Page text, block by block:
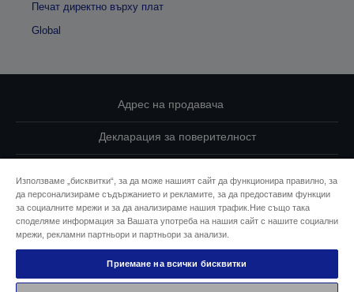
Печат директно върху плат
Global
Адрес на продавача
Декларация за поверителност
Свържете се с нас за Вашите данни
Информация за бисквитките
Ангажимент за достъпност на Epson
Използваме „бисквитки“, за да може нашият сайт да функционира правилно, за
да персонализираме съдържанието и рекламите, за да предоставим функции
за социалните мрежи и за да анализираме нашия трафик.Ние също така
споделяме информация за Вашата употреба на нашия сайт с нашите социални
мрежи, рекламни партньори и партньори за анализи.
Приемане на всички бисквитки